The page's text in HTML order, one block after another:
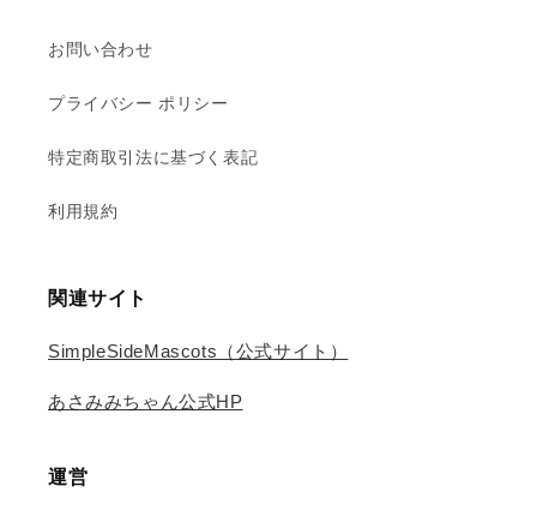
お問い合わせ
プライバシー ポリシー
特定商取引法に基づく表記
利用規約
関連サイト
SimpleSideMascots（公式サイト）
あさみみちゃん公式HP
運営